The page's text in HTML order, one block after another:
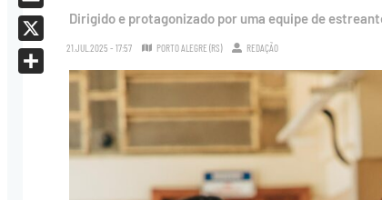
Dirigido e protagonizado por uma equipe de
21.JUL.2025 - 17:57 PORTO ALEGRE (RS) REDAÇÃO
Email
X